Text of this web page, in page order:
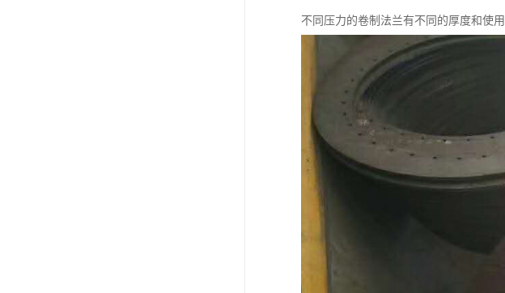
不同压力的卷制法兰有不同的厚度和使用